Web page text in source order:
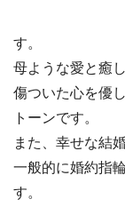
す。
母ような愛と癒
傷ついた心を優
トーンです。
また、幸せな結
一般的に婚約指
す。